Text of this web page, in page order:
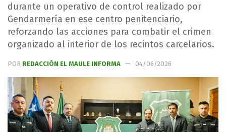
durante un operativo de control realizado por
Gendarmería en ese centro penitenciario,
reforzando las acciones para combatir el crimen
organizado al interior de los recintos carcelarios.
POR REDACCIÓN EL MAULE INFORMA 04/06/2026